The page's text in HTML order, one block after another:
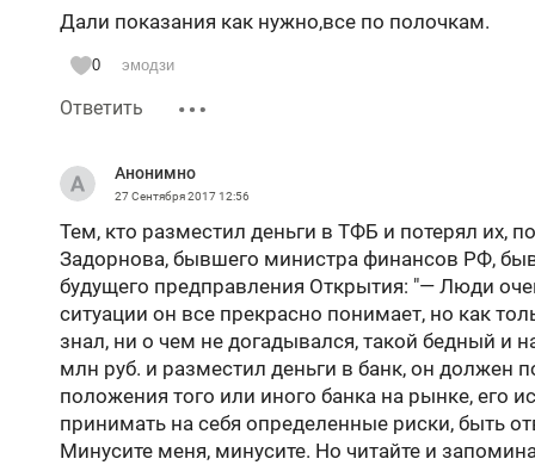
Дали показания как нужно,все по полочкам.
0 эмодзи
Ответить
Анонимно
27 Сентября 201712:56
Тем, кто разместил деньги в ТФБ и потерял их,
Задорнова, бывшего министра финансов РФ,
будущего предправления Открытия: "— Люди
ситуации он все прекрасно понимает, но как
знал, ни о чем не догадывался, такой бедный и
млн руб. и разместил деньги в банк, он должен
положения того или иного банка на рынке, его
принимать на себя определенные риски, быть
Минусите меня, минусите. Но читайте и